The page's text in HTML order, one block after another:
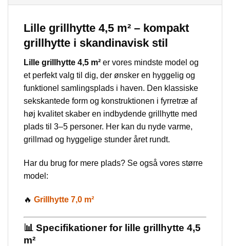
Lille grillhytte 4,5 m² – kompakt
grillhytte i skandinavisk stil
Lille grillhytte 4,5 m² er vores mindste model og
et perfekt valg til dig, der ønsker en hyggelig og
funktionel samlingsplads i haven. Den klassiske
sekskantede form og konstruktionen i fyrretræ af
høj kvalitet skaber en indbydende grillhytte med
plads til 3–5 personer. Her kan du nyde varme,
grillmad og hyggelige stunder året rundt.
Har du brug for mere plads? Se også vores større
model:
🔥 Grillhytte 7,0 m²
📊 Specifikationer for lille grillhytte 4,5
m²